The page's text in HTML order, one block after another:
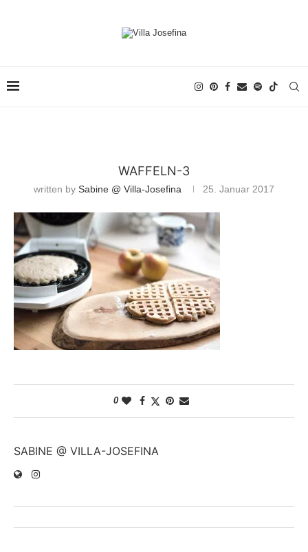
WAFFELN-3
written by Sabine @ Villa-Josefina 25. Januar 2017
0
SABINE @ VILLA-JOSEFINA